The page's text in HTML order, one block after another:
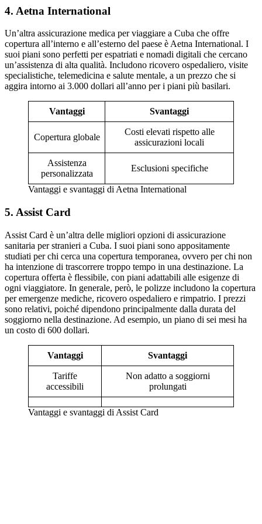
4. Aetna International
Un’altra assicurazione medica per viaggiare a Cuba che offre
copertura all’interno e all’esterno del paese è Aetna International. I
suoi piani sono perfetti per espatriati e nomadi digitali che cercano
un’assistenza di alta qualità. Includono ricovero ospedaliero, visite
specialistiche, telemedicina e salute mentale, a un prezzo che si
aggira intorno ai 3.000 dollari all’anno per i piani più basilari.
Vantaggi Svantaggi
Copertura globale
Costi elevati rispetto alle
assicurazioni locali
Assistenza
personalizzata
Esclusioni specifiche
Vantaggi e svantaggi di Aetna International
5. Assist Card
Assist Card è un’altra delle migliori opzioni di assicurazione
sanitaria per stranieri a Cuba. I suoi piani sono appositamente
studiati per chi cerca una copertura temporanea, ovvero per chi non
ha intenzione di trascorrere troppo tempo in una destinazione. La
copertura offerta è flessibile, con piani adattabili alle esigenze di
ogni viaggiatore. In generale, però, le polizze includono la copertura
per emergenze mediche, ricovero ospedaliero e rimpatrio. I prezzi
sono relativi, poiché dipendono principalmente dalla durata del
soggiorno nella destinazione. Ad esempio, un piano di sei mesi ha
un costo di 600 dollari.
Vantaggi Svantaggi
Tariffe
accessibili
Non adatto a soggiorni
prolungati
Vantaggi e svantaggi di Assist Card